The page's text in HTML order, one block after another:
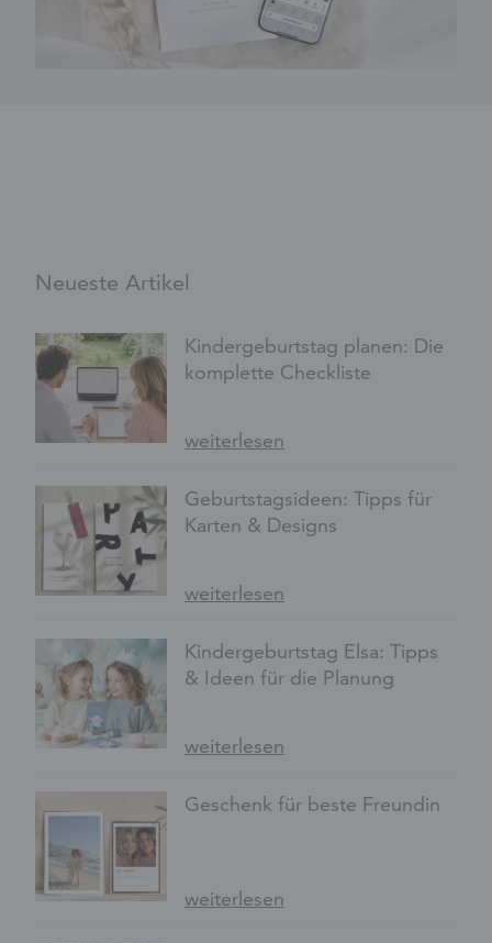
Neueste Artikel
Kindergeburtstag planen: Die
komplette Checkliste
weiterlesen
Geburtstagsideen: Tipps für
Karten & Designs
weiterlesen
Kindergeburtstag Elsa: Tipps
& Ideen für die Planung
weiterlesen
Geschenk für beste Freundin
weiterlesen